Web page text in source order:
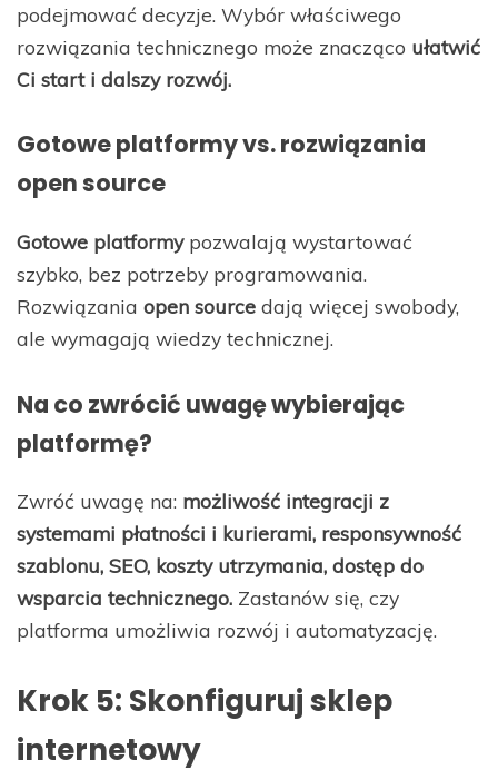
podejmować decyzje. Wybór właściwego
rozwiązania technicznego może znacząco ułatwić
Ci start i dalszy rozwój.
Gotowe platformy vs. rozwiązania
open source
Gotowe platformypozwalają wystartować
szybko, bez potrzeby programowania.
Rozwiązania open source dają więcej swobody,
ale wymagają wiedzy technicznej.
Na co zwrócić uwagę wybierając
platformę?
Zwróć uwagę na: możliwość integracji z
systemami płatności i kurierami, responsywność
szablonu, SEO, koszty utrzymania, dostęp do
wsparcia technicznego. Zastanów się, czy
platforma umożliwia rozwój i automatyzację.
Krok 5: Skonfiguruj sklep
internetowy